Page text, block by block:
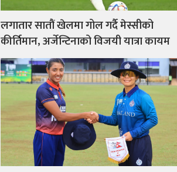
लगातार सातौं खेलमा गोल गर्दै मेस्सीको
कीर्तिमान, अर्जेन्टिनाको विजयी यात्रा कायम